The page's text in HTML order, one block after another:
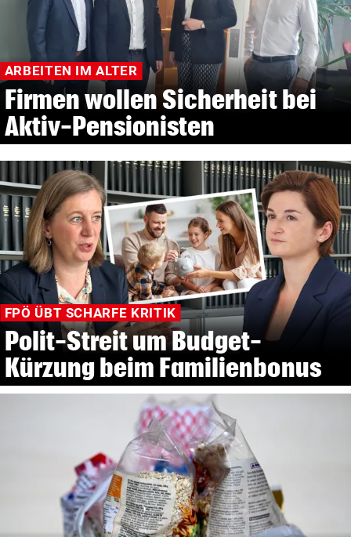
ARBEITEN IM ALTER
Firmen wollen Sicherheit bei
Aktiv-Pensionisten
FPÖ ÜBT SCHARFE KRITIK
Polit-Streit um Budget-
Kürzung beim Familienbonus